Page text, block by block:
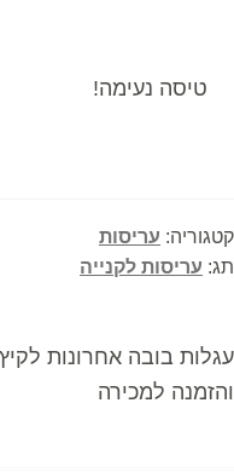
טיסה נעימה!
קטגוריה: עריסות
תג: עריסות לקנייה
ניווט
הפוסט
הקודם:
עגלות בובה אחרונות
והזמנה למכירה